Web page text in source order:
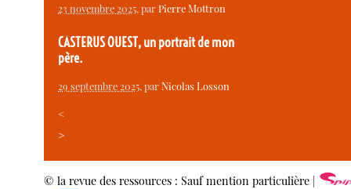
23 novembre 2025, parPierre Mottron
CASTERUS OUEST, un portrait de mon
père.
29 septembre 2025, parNicolas Losson
<
>
© la revue des ressources : Sauf mention particulière |